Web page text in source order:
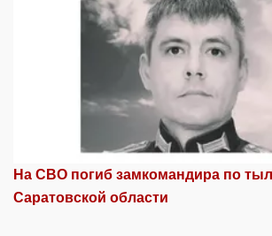
На СВО погиб замкомандира по
Саратовской области